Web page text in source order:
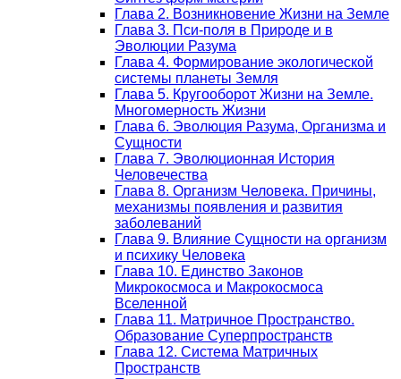
Глава 2. Возникновение Жизни на Земле
Глава 3. Пси-поля в Природе и в
Эволюции Разума
Глава 4. Формирование экологической
системы планеты Земля
Глава 5. Кругооборот Жизни на Земле.
Многомерность Жизни
Глава 6. Эволюция Разума, Организма и
Сущности
Глава 7. Эволюционная История
Человечества
Глава 8. Организм Человека. Причины,
механизмы появления и развития
заболеваний
Глава 9. Влияние Сущности на организм
и психику Человека
Глава 10. Единство Законов
Микрокосмоса и Макрокосмоса
Вселенной
Глава 11. Матричное Пространство.
Образование Суперпространств
Глава 12. Система Матричных
Пространств